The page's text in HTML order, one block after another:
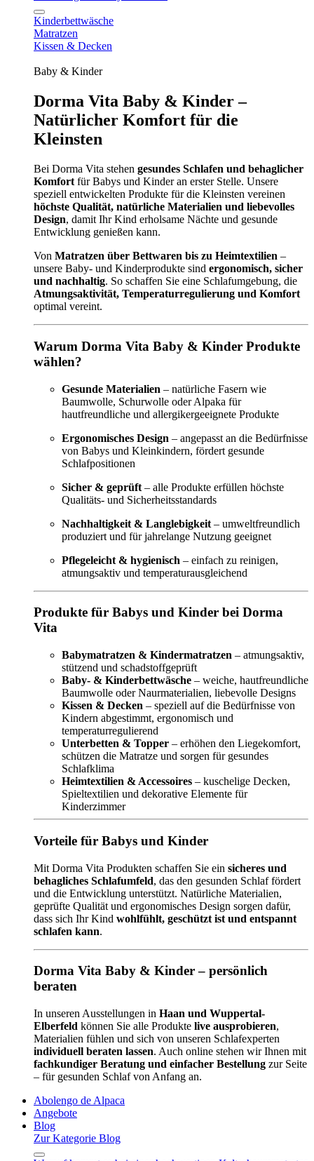
Kinderbettwäsche
Matratzen
Kissen & Decken
Baby & Kinder
Dorma Vita Baby & Kinder –
Natürlicher Komfort für die
Kleinsten
Bei Dorma Vita stehen gesundes Schlafen und behaglicher
Komfort für Babys und Kinder an erster Stelle. Unsere
speziell entwickelten Produkte für die Kleinsten vereinen
höchste Qualität, natürliche Materialien und liebevolles
Design, damit Ihr Kind erholsame Nächte und gesunde
Entwicklung genießen kann.
Von Matratzen über Bettwaren bis zu Heimtextilien –
unsere Baby- und Kinderprodukte sind ergonomisch, sicher
und nachhaltig. So schaffen Sie eine Schlafumgebung, die
Atmungsaktivität, Temperaturregulierung und Komfort
optimal vereint.
Warum Dorma Vita Baby & Kinder Produkte
wählen?
Gesunde Materialien – natürliche Fasern wie
Baumwolle, Schurwolle oder Alpaka für
hautfreundliche und allergikergeeignete Produkte
Ergonomisches Design – angepasst an die Bedürfnisse
von Babys und Kleinkindern, fördert gesunde
Schlafpositionen
Sicher & geprüft – alle Produkte erfüllen höchste
Qualitäts- und Sicherheitsstandards
Nachhaltigkeit & Langlebigkeit – umweltfreundlich
produziert und für jahrelange Nutzung geeignet
Pflegeleicht & hygienisch – einfach zu reinigen,
atmungsaktiv und temperaturausgleichend
Produkte für Babys und Kinder bei Dorma
Vita
Babymatratzen & Kindermatratzen – atmungsaktiv,
stützend und schadstoffgeprüft
Baby- & Kinderbettwäsche – weiche, hautfreundliche
Baumwolle oder Naurmaterialien, liebevolle Designs
Kissen & Decken – speziell auf die Bedürfnisse von
Kindern abgestimmt, ergonomisch und
temperaturregulierend
Unterbetten & Topper – erhöhen den Liegekomfort,
schützen die Matratze und sorgen für gesundes
Schlafklima
Heimtextilien & Accessoires – kuschelige Decken,
Spieltextilien und dekorative Elemente für
Kinderzimmer
Vorteile für Babys und Kinder
Mit Dorma Vita Produkten schaffen Sie ein sicheres und
behagliches Schlafumfeld, das den gesunden Schlaf fördert
und die Entwicklung unterstützt. Natürliche Materialien,
geprüfte Qualität und ergonomisches Design sorgen dafür,
dass sich Ihr Kind wohlfühlt, geschützt ist und entspannt
schlafen kann.
Dorma Vita Baby & Kinder – persönlich
beraten
In unseren Ausstellungen in Haan und Wuppertal-
Elberfeld können Sie alle Produkte live ausprobieren,
Materialien fühlen und sich von unseren Schlafexperten
individuell beraten lassen. Auch online stehen wir Ihnen mit
fachkundiger Beratung und einfacher Bestellung zur Seite
– für gesunden Schlaf von Anfang an.
Abolengo de Alpaca
Angebote
Blog
Zur Kategorie Blog